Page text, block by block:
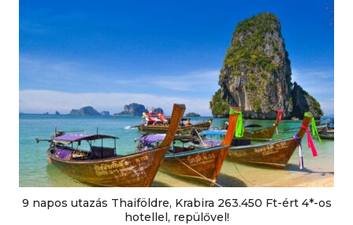
9 napos utazás Thaiföldre, Krabira 263.450 Ft-ért 4*-os
hotellel, repülővel!